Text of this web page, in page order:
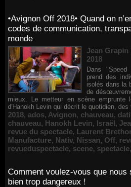
•Avignon Off 2018• Quand on
codes de communication,
monde
Jean Grapin
2018
Dans "Speed
prend des
isolés dans la
de
mieux. Le metteur en scène emprunte
d'Hanokh Levin qui décrit le quotidien,
2018, ados, Avignon, chauveau,
chauveau, Hanokh Levin, Israël,
revue du spectacle, Laurent
Manufacture, Nativ, Nissan, Off,
revueduspectacle, scene, spectacle,
Comment voulez-vous que
bien trop dangereux !